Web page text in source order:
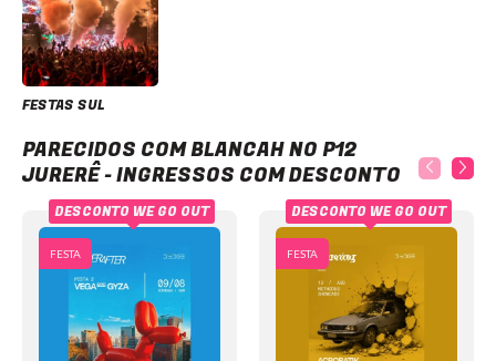
FESTAS SUL
PARECIDOS COM BLANCAH NO P12
JURERÊ - INGRESSOS COM DESCONTO
FESTA
DESCONTO WE GO OUT
FESTA
DESCONTO WE GO OUT